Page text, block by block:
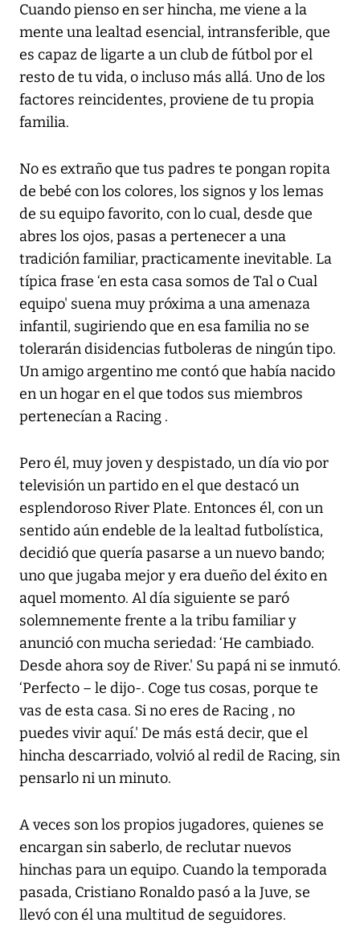
Cuando pienso en ser hincha, me viene a la
mente una lealtad esencial, intransferible, que
es capaz de ligarte a un club de fútbol por el
resto de tu vida, o incluso más allá. Uno de los
factores reincidentes, proviene de tu propia
familia.
No es extraño que tus padres te pongan ropita
de bebé con los colores, los signos y los lemas
de su equipo favorito, con lo cual, desde que
abres los ojos, pasas a pertenecer a una
tradición familiar, practicamente inevitable. La
típica frase ‘en esta casa somos de Tal o Cual
equipo' suena muy próxima a una amenaza
infantil, sugiriendo que en esa familia no se
tolerarán disidencias futboleras de ningún tipo.
Un amigo argentino me contó que había nacido
en un hogar en el que todos sus miembros
pertenecían a Racing .
Pero él, muy joven y despistado, un día vio por
televisión un partido en el que destacó un
esplendoroso River Plate. Entonces él, con un
sentido aún endeble de la lealtad futbolística,
decidió que quería pasarse a un nuevo bando;
uno que jugaba mejor y era dueño del éxito en
aquel momento. Al día siguiente se paró
solemnemente frente a la tribu familiar y
anunció con mucha seriedad: ‘He cambiado.
Desde ahora soy de River.' Su papá ni se inmutó.
‘Perfecto – le dijo-. Coge tus cosas, porque te
vas de esta casa. Si no eres de Racing , no
puedes vivir aquí.' De más está decir, que el
hincha descarriado, volvió al redil de Racing, sin
pensarlo ni un minuto.
A veces son los propios jugadores, quienes se
encargan sin saberlo, de reclutar nuevos
hinchas para un equipo. Cuando la temporada
pasada, Cristiano Ronaldo pasó a la Juve, se
llevó con él una multitud de seguidores.